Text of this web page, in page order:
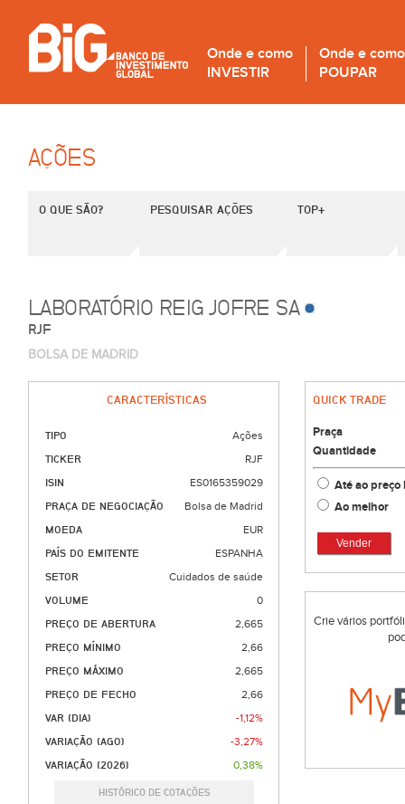
Onde e como
INVESTIR
Onde e como
POUPAR
AÇÕES
O QUE SÃO? PESQUISAR AÇÕES TOP+
LABORATÓRIO REIG JOFRE SA
RJF
BOLSA DE MADRID
CARACTERÍSTICAS
TIPO Ações
TICKER RJF
ISIN ES0165359029
PRAÇA DE NEGOCIAÇÃO Bolsa de Madrid
MOEDA EUR
PAÍS DO EMITENTE ESPANHA
SETOR Cuidados de saúde
VOLUME 0
PREÇO DE ABERTURA 2,665
PREÇO MÍNIMO 2,66
PREÇO MÁXIMO 2,665
PREÇO DE FECHO 2,66
VAR (DIA) -1,12%
VARIAÇÃO (AGO) -3,27%
VARIAÇÃO (2026) 0,38%
HISTÓRICO DE COTAÇÕES
QUICK TRADE
Praça
Quantidade
Até ao
Ao melhor
Vender
Crie vários